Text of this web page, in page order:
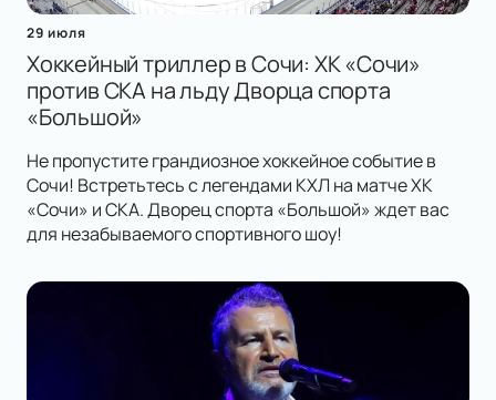
29 июля
Хоккейный триллер в Сочи: ХК «Сочи»
против СКА на льду Дворца спорта
«Большой»
Не пропустите грандиозное хоккейное событие в
Сочи! Встретьтесь с легендами КХЛ на матче ХК
«Сочи» и СКА. Дворец спорта «Большой» ждет вас
для незабываемого спортивного шоу!